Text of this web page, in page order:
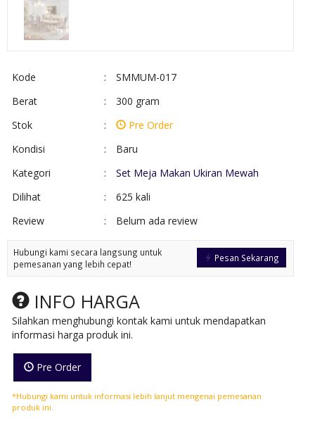
Kode :
SMMUM-017
Berat
:
300 gram
Stok
:
Pre Order
Kondisi
:
Baru
Kategori
:
Set Meja Makan Ukiran Mewah
Dilihat
:
625 kali
Review
: Belum ada review
Pesan Sekarang
Hubungi kami secara langsung untuk
pemesanan yang lebih cepat!
INFO HARGA
Silahkan menghubungi kontak kami untuk mendapatkan
informasi harga produk ini.
Pre Order
*Hubungi kami untuk informasi lebih lanjut mengenai pemesanan
produk ini.